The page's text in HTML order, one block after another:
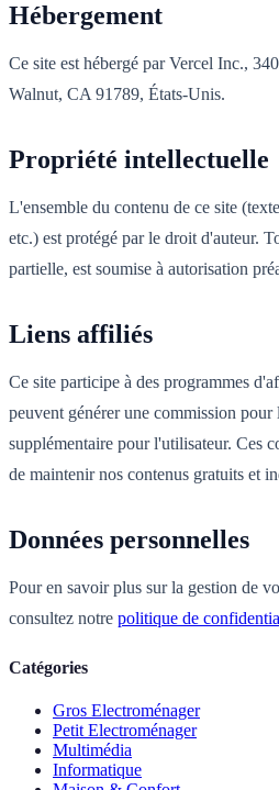
Hébergement
Ce site est hébergé par Vercel Inc.,
Walnut, CA 91789, États-Unis.
Propriété intellectuelle
L'ensemble du contenu de ce site
etc.) est protégé par le droit d'auteur.
partielle, est soumise à autorisation
Liens affiliés
Ce site participe à des programmes
peuvent générer une commission pour
supplémentaire pour l'utilisateur. Ces
de maintenir nos contenus gratuits et
Données personnelles
Pour en savoir plus sur la gestion de
consultez notre politique de
Catégories
Gros Electroménager
Petit Electroménager
Multimédia
Informatique